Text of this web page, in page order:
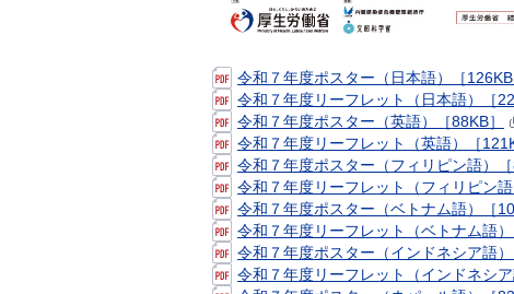
令和７年度ポスター（日本語）［126KB
令和７年度リーフレット（日本語）［
令和７年度ポスター（英語）［88KB］
令和７年度リーフレット（英語）［
令和７年度ポスター（フィリピン語）［
令和７年度リーフレット（フィリピン語
令和７年度ポスター（ベトナム語）［
令和７年度リーフレット（ベトナム語）
令和７年度ポスター（インドネシア語）
令和７年度リーフレット（インドネシア